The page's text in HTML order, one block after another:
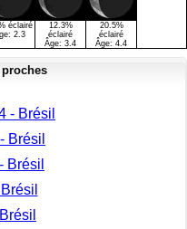
éclairé
2.3
12.3%
éclairé
Âge: 3.4
20.5%
éclairé
Âge: 4.4
- Brésil
Brésil
Brésil